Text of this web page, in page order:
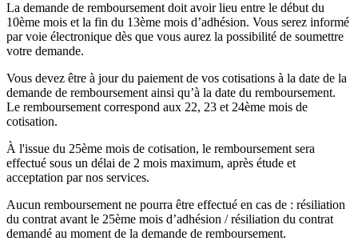
La demande de remboursement doit avoir lieu entre le début du
10ème mois et la fin du 13ème mois d’adhésion. Vous serez informé
par voie électronique dès que vous aurez la possibilité de soumettre
votre demande.
Vous devez être à jour du paiement de vos cotisations à la date de la
demande de remboursement ainsi qu’à la date du remboursement.
Le remboursement correspond aux 22, 23 et 24ème mois de
cotisation.
À l'issue du 25ème mois de cotisation, le remboursement sera
effectué sous un délai de 2 mois maximum, après étude et
acceptation par nos services.
Aucun remboursement ne pourra être effectué en cas de : résiliation
du contrat avant le 25ème mois d’adhésion / résiliation du contrat
demandé au moment de la demande de remboursement.